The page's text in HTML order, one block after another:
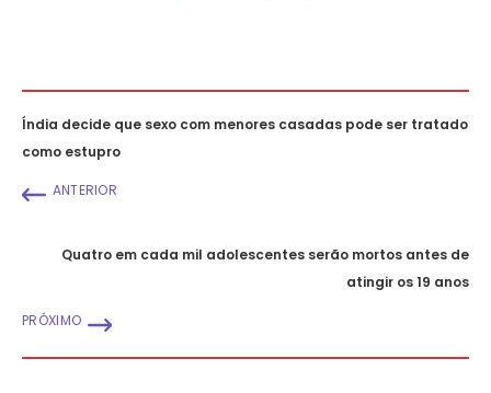
Índia decide que sexo com menores casadas pode ser tratado
como estupro
ANTERIOR
Quatro em cada mil adolescentes serão mortos antes de
atingir os 19 anos
PRÓXIMO